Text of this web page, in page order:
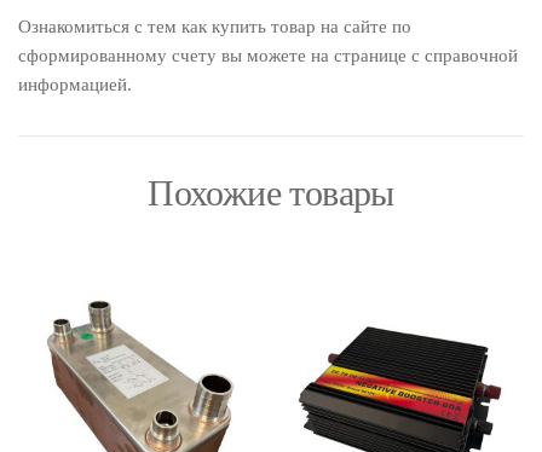
Ознакомиться с тем как купить товар на сайте по
сформированному счету вы можете на странице с справочной
информацией.
Похожие товары